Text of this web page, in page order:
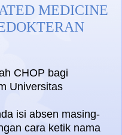
MEDICINE
CHOP bagi
Universitas
isi absen masing-
cara ketik nama